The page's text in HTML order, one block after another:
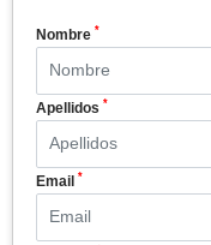
Nombre *
Apellidos *
Email *